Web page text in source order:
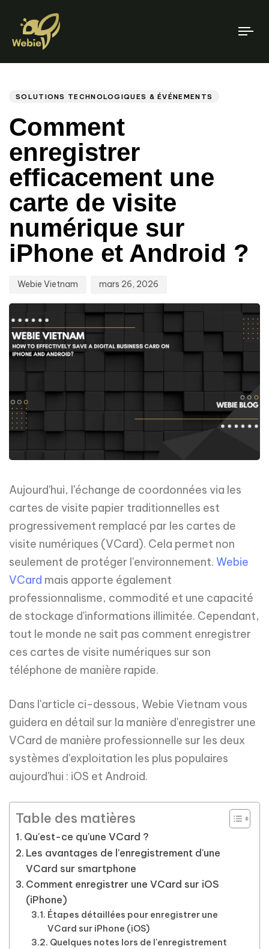
SOLUTIONS TECHNOLOGIQUES & ÉVÉNEMENTS
Comment
enregistrer
efficacement une
carte de visite
numérique sur
iPhone et Android ?
Webie Vietnam mars 26, 2026
Aujourd'hui, l'échange de coordonnées via les
cartes de visite papier traditionnelles est
progressivement remplacé par les cartes de
visite numériques (VCard). Cela permet non
seulement de protéger l'environnement. Webie
VCard mais apporte également
professionnalisme, commodité et une capacité
de stockage d'informations illimitée. Cependant,
tout le monde ne sait pas comment enregistrer
ces cartes de visite numériques sur son
téléphone de manière rapide.
Dans l'article ci-dessous, Webie Vietnam vous
guidera en détail sur la manière d'enregistrer une
VCard de manière professionnelle sur les deux
systèmes d'exploitation les plus populaires
aujourd'hui : iOS et Android.
Table des matières
Qu'est-ce qu'une VCard ?
Les avantages de l'enregistrement d'une
VCard sur smartphone
Comment enregistrer une VCard sur iOS
(iPhone)
Étapes détaillées pour enregistrer une
VCard sur iPhone (iOS)
Quelques notes lors de l'enregistrement